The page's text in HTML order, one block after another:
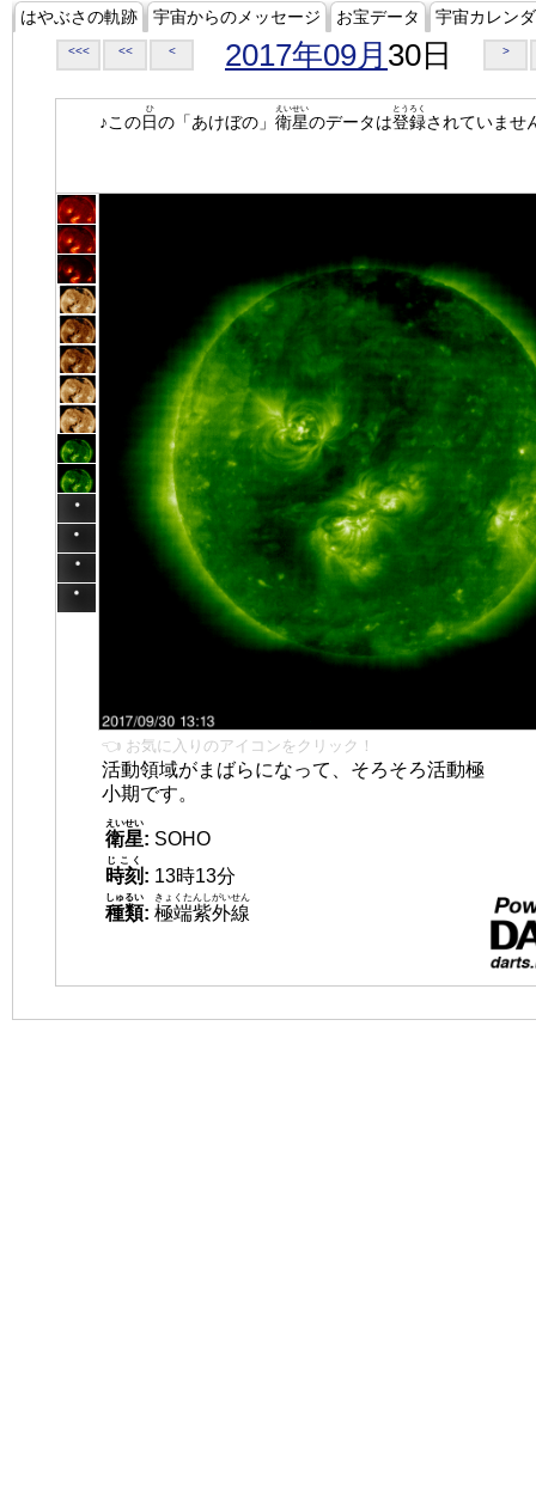
はやぶさの軌跡 宇宙からのメッセージ お宝データ 宇宙カレン
<<< << < 2017年09月 30日 >
♪この日
ひ
の「あけぼの」 衛星
えいせい
のデータは登録
とうろく
されていませ
👈 お気に入りのアイコンをクリック！
活動領域がまばらになって、そろそろ活動極
小期です。
衛星
えいせい
: SOHO
時刻
じこく
: 13時13分
種類
しゅるい
: 極端紫外線
きょくたんしがいせん